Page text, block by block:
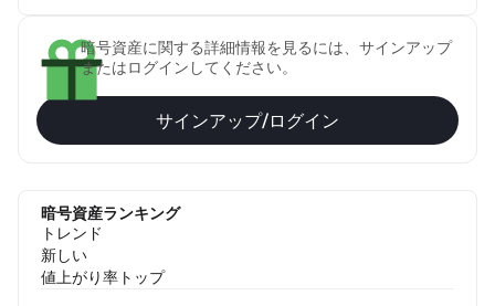
暗号資産に関する詳細情報を見るには、サインアップ
またはログインしてください。
サインアップ/ログイン
暗号資産ランキング
トレンド
新しい
値上がり率トップ